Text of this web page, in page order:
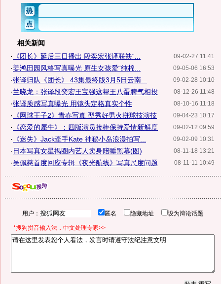
相关新闻
09-02-27 11:41
· 《团长》延后三日播出 段奕宏张译联袂“...
09-05-06 16:53
·姜鸿田园风格写真曝光 原生女孩爱“纯棉...
09-02-28 10:10
·张译归队《团长》 43集最终版3月5日云南...
08-12-26 11:48
·兰晓龙：张译段奕宏王宝强这帮王八蛋脾气相投
08-10-16 11:18
·张译质感写真曝光 用镜头定格真实个性
09-04-23 10:17
· 《网球王子2》青春写真 型秀好男火拼球技演技
09-02-12 09:59
· 《恋爱的犀牛》：四版演员接棒保持爱情新鲜度
09-02-09 10:31
· 《迷失》Jack牵手Kate 神秘小岛浪漫拍写...
08-11-18 13:21
· 日本写真女星揭圈内艺人卖身陪睡黑幕(图)
08-11-11 10:49
·吴佩慈首度回应专辑《夜光航线》写真尺度问题
用户： 匿名 隐藏地址 设为辩论话题
*搜狗拼音输入法，中文处理专家>>